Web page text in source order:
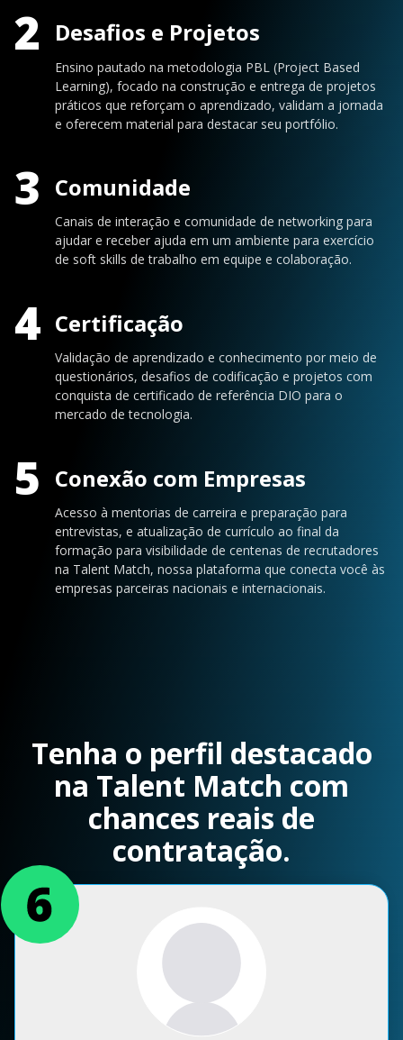
2 Desafios e Projetos
Ensino pautado na metodologia PBL (Project Based
Learning), focado na construção e entrega de projetos
práticos que reforçam o aprendizado, validam a jornada
e oferecem material para destacar seu portfólio.
3 Comunidade
Canais de interação e comunidade de networking para
ajudar e receber ajuda em um ambiente para exercício
de soft skills de trabalho em equipe e colaboração.
4 Certificação
Validação de aprendizado e conhecimento por meio de
questionários, desafios de codificação e projetos com
conquista de certificado de referência DIO para o
mercado de tecnologia.
5 Conexão com Empresas
Acesso à mentorias de carreira e preparação para
entrevistas, e atualização de currículo ao final da
formação para visibilidade de centenas de recrutadores
na Talent Match, nossa plataforma que conecta você às
empresas parceiras nacionais e internacionais.
Tenha o perfil destacado
na Talent Match com
chances reais de
contratação.